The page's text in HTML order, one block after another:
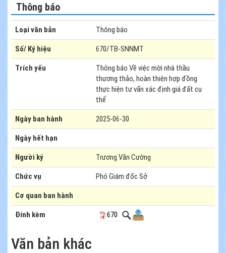
Thông báo
Loại văn bản Thông báo
Số/ Ký hiệu 670/TB-SNNMT
Trích yếu
Thông báo Về việc mời nhà thầu
thương thảo, hoàn thiện hợp đồng
thực hiện tư vấn xác định giá đất cụ
thể
Ngày ban hành 2025-06-30
Ngày hết hạn
Người ký Trương Văn Cường
Chức vụ Phó Giám đốc Sở
Cơ quan ban hành
Đính kèm 670
Văn bản khác